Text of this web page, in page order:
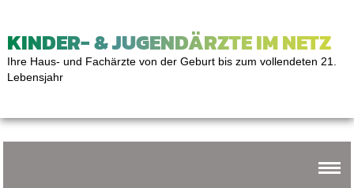
KINDER- & JUGENDÄRZTE IM NETZ
Ihre Haus- und Fachärzte von der Geburt bis zum vollendeten 21.
Lebensjahr